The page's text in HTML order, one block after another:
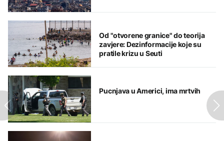
Od "otvorene granice" do teorija
zavjere: Dezinformacije koje su
pratile krizu u Seuti
Pucnjava u Americi, ima mrtvih